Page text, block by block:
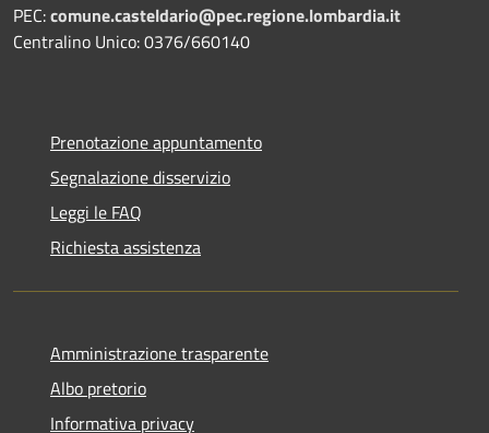
PEC:comune.casteldario@pec.regione.lombardia.it
Centralino Unico: 0376/660140
Prenotazione appuntamento
Segnalazione disservizio
Leggi le FAQ
Richiesta assistenza
Amministrazione trasparente
Albo pretorio
Informativa privacy